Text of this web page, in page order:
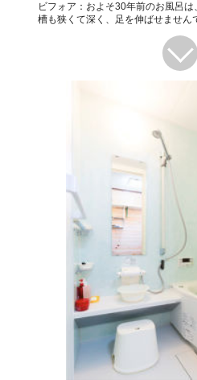
ビフォア：およそ30年前のお風呂
槽も狭くて深く、足を伸ばせません